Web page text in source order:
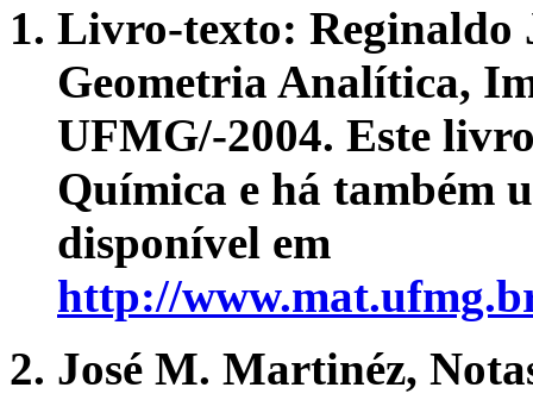
Livro-texto: Reginaldo
Geometria Analítica,
UFMG/-2004. Este
Química e há também
disponível em
http://
José M. Martinéz,